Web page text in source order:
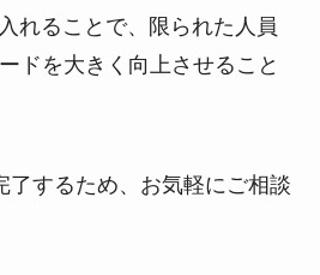
れることで、限られた人員
ドを大きく向上させること
了するため、お気軽にご相談